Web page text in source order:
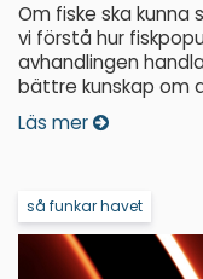
Om fiske ska
vi förstå hur
avhandlingen
bättre kunskap om
Läs mer
så funkar havet